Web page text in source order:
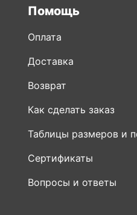
Помощь
Оплата
Доставка
Возврат
Как сделать заказ
Таблицы размеров и
Сертификаты
Вопросы и ответы